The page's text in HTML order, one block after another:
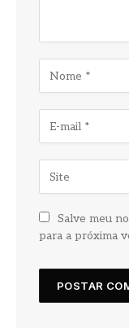
Salve meu
para a próxima